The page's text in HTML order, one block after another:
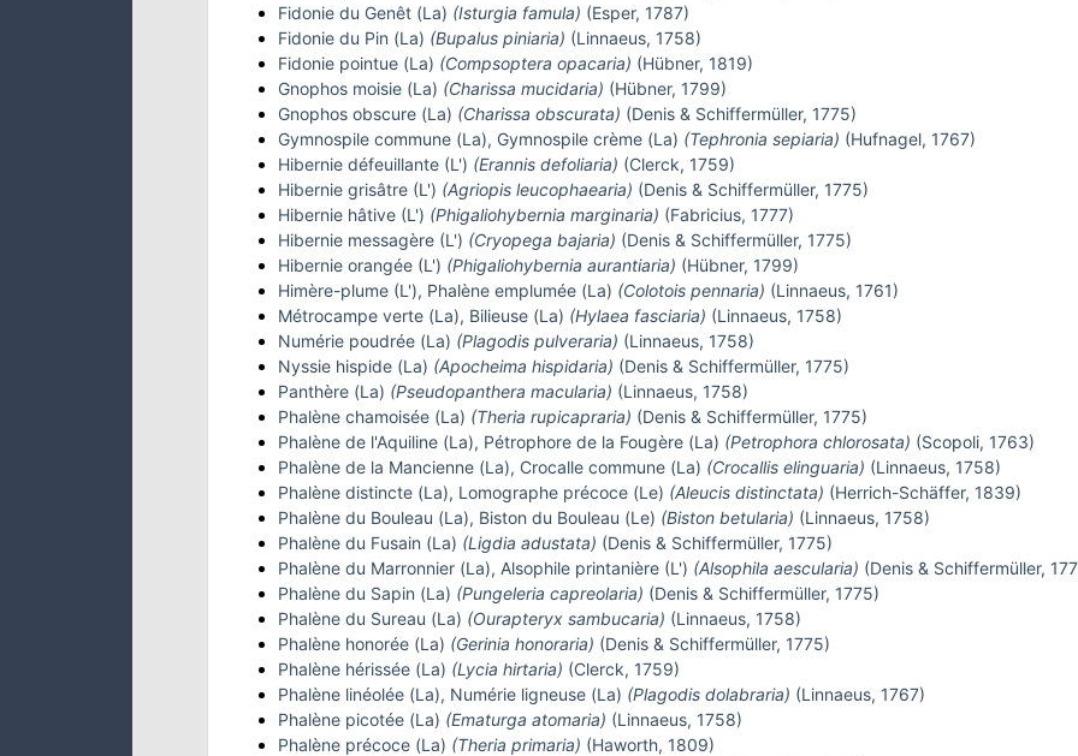
Fidonie du Genêt (La) (Isturgia famula) (Esper, 1787)
Fidonie du Pin (La) (Bupalus piniaria) (Linnaeus, 1758)
Fidonie pointue (La) (Compsoptera opacaria) (Hübner, 1819)
Gnophos moisie (La) (Charissa mucidaria) (Hübner, 1799)
Gnophos obscure (La) (Charissa obscurata) (Denis & Schiffermüller, 1775)
Gymnospile commune (La), Gymnospile crème (La) (Tephronia sepiaria) (Hufnagel, 1767)
Hibernie défeuillante (L') (Erannis defoliaria) (Clerck, 1759)
Hibernie grisâtre (L') (Agriopis leucophaearia) (Denis & Schiffermüller, 1775)
Hibernie hâtive (L') (Phigaliohybernia marginaria) (Fabricius, 1777)
Hibernie messagère (L') (Cryopega bajaria) (Denis & Schiffermüller, 1775)
Hibernie orangée (L') (Phigaliohybernia aurantiaria) (Hübner, 1799)
Himère-plume (L'), Phalène emplumée (La) (Colotois pennaria) (Linnaeus, 1761)
Métrocampe verte (La), Bilieuse (La) (Hylaea fasciaria) (Linnaeus, 1758)
Numérie poudrée (La) (Plagodis pulveraria) (Linnaeus, 1758)
Nyssie hispide (La) (Apocheima hispidaria) (Denis & Schiffermüller, 1775)
Panthère (La) (Pseudopanthera macularia) (Linnaeus, 1758)
Phalène chamoisée (La) (Theria rupicapraria) (Denis & Schiffermüller, 1775)
Phalène de l'Aquiline (La), Pétrophore de la Fougère (La) (Petrophora chlorosata) (Scopoli, 1763)
Phalène de la Mancienne (La), Crocalle commune (La) (Crocallis elinguaria) (Linnaeus, 1758)
Phalène distincte (La), Lomographe précoce (Le) (Aleucis distinctata) (Herrich-Schäffer, 1839)
Phalène du Bouleau (La), Biston du Bouleau (Le) (Biston betularia) (Linnaeus, 1758)
Phalène du Fusain (La) (Ligdia adustata) (Denis & Schiffermüller, 1775)
Phalène du Marronnier (La), Alsophile printanière (L') (Alsophila aescularia) (Denis & Schiffermüller,
Phalène du Sapin (La) (Pungeleria capreolaria) (Denis & Schiffermüller, 1775)
Phalène du Sureau (La) (Ourapteryx sambucaria) (Linnaeus, 1758)
Phalène honorée (La) (Gerinia honoraria) (Denis & Schiffermüller, 1775)
Phalène hérissée (La) (Lycia hirtaria) (Clerck, 1759)
Phalène linéolée (La), Numérie ligneuse (La) (Plagodis dolabraria) (Linnaeus, 1767)
Phalène picotée (La) (Ematurga atomaria) (Linnaeus, 1758)
Phalène précoce (La) (Theria primaria) (Haworth, 1809)